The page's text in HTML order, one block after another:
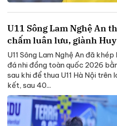
U11 Sông Lam Nghệ An
chấm luân lưu, giành
U11 Sông Lam Nghệ An đã
đá nhi đồng toàn quốc 2026
sau khi để thua U11 Hà Nội
kết, sau 40...